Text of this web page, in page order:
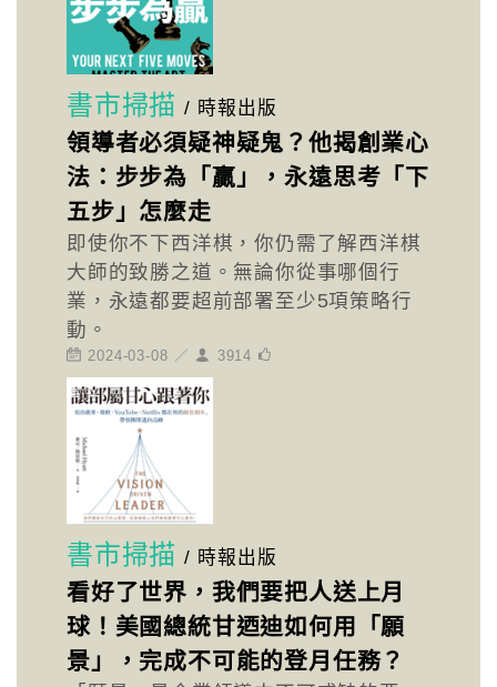
書市掃描 / 時報出版
領導者必須疑神疑鬼？他揭創業心
法：步步為「贏」，永遠思考「下
五步」怎麼走
即使你不下西洋棋，你仍需了解西洋棋
大師的致勝之道。無論你從事哪個行
業，永遠都要超前部署至少5項策略行
動。
2024-03-08 ／ 3914
書市掃描 / 時報出版
看好了世界，我們要把人送上月
球！美國總統甘迺迪如何用「願
景」，完成不可能的登月任務？